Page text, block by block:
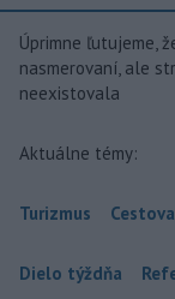
Úprimne ľutujeme,
nasmerovaní, ale
neexistovala
Aktuálne témy:
Turizmus
Dielo týždňa